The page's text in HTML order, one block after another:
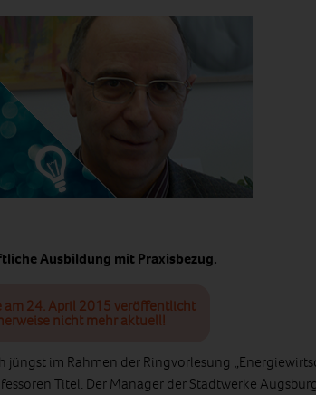
Ausbildung mit Praxisbezug.
am 24. April 2015 veröffentlicht
nicht mehr aktuell!
jüngst im Rahmen der Ringvorlesung
Titel. Der Manager der Stadtwerke